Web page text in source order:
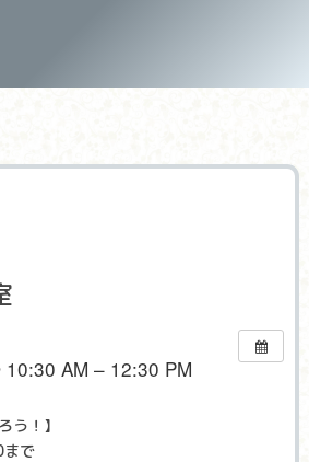
AM – 12:30 PM
う！】
で